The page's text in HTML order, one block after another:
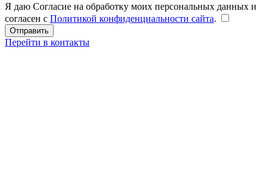
Я даю Согласие на обработку моих персональных данных и
согласен с Политикой конфиденциальности сайта.
Перейти в контакты